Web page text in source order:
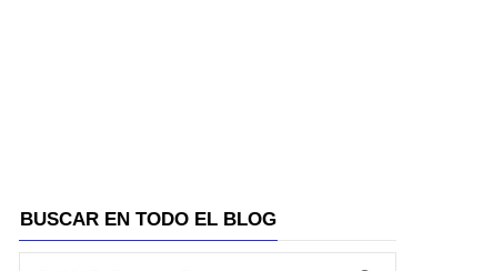
BUSCAR EN TODO EL BLOG